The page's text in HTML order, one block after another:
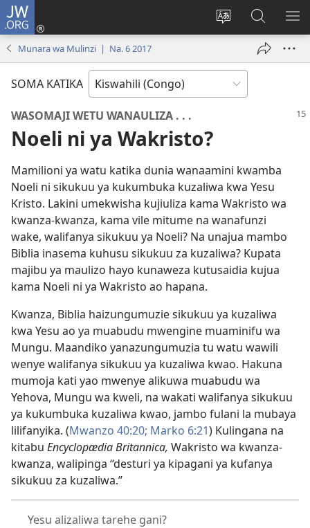
JW.ORG
Badili
adresi
Ingia
(opens
Tafuta
ku
JW.ORG
Munara wa Mulinzi | Na. 6 2017
SOMA KATIKA
WASOMAJI WETU WANAULIZA . . .
Noeli ni ya Wakristo?
Mamilioni ya watu katika dunia wanaamini kwamba
Noeli ni sikukuu ya kukumbuka kuzaliwa kwa Yesu
Kristo. Lakini umekwisha kujiuliza kama Wakristo wa
kwanza-kwanza, kama vile mitume na wanafunzi
wake, walifanya sikukuu ya Noeli? Na unajua mambo
Biblia inasema kuhusu sikukuu za kuzaliwa? Kupata
majibu ya maulizo hayo kunaweza kutusaidia kujua
kama Noeli ni ya Wakristo ao hapana.
Kwanza, Biblia haizungumuzie sikukuu ya kuzaliwa
kwa Yesu ao ya muabudu mwengine muaminifu wa
Mungu. Maandiko yanazungumuzia tu watu wawili
wenye walifanya sikukuu ya kuzaliwa kwao. Hakuna
mumoja kati yao mwenye alikuwa muabudu wa
Yehova, Mungu wa kweli, na wakati walifanya sikukuu
ya kukumbuka kuzaliwa kwao, jambo fulani la mubaya
lilifanyika. (Mwanzo 40:20; Marko 6:21) Kulingana na
kitabu Encyclopædia Britannica, Wakristo wa kwanza-
kwanza, walipinga “desturi ya kipagani ya kufanya
sikukuu za kuzaliwa.”
Yesu alizaliwa tarehe gani?